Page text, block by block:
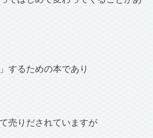
するための本であり
売りだされていますが